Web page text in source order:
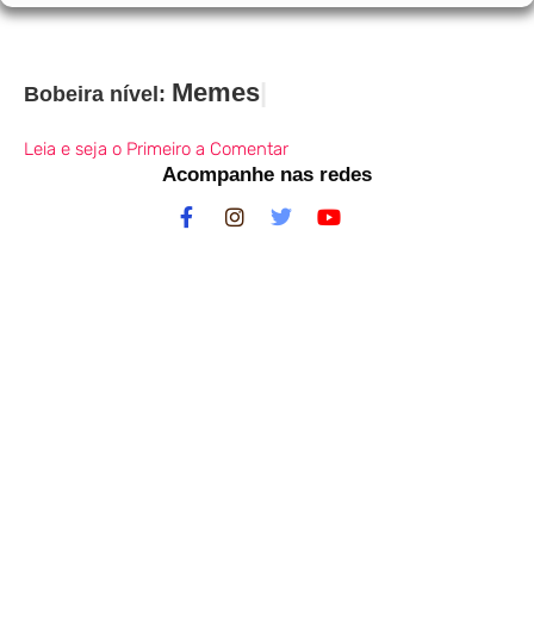
Bobeira nível: Memes
Leia e seja o Primeiro a Comentar
Acompanhe nas redes